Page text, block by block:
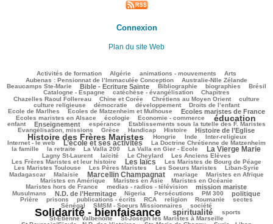
Connexion
Plan du site Web
Activités de formation Algérie animations - mouvements Arts
Aubenas : Pensionnat de l’Immaculée Conception
42/2442 Australie-Nlle Zélande
72/2442
Beaucamps Ste-Marie
589/2442 Bible - Ecriture Sainte
35/2442 Bibliographie
461/2442 biographies
152/2442 Brésil
498/2442
Catalogne - Espagne
catéchèse - évangélisation Chapitres
Chazelles Raoul Follereau
88/2442 Chine et Corée
178/2442 Chrétiens au Moyen Orient
391/2442 culture
34/2442
culture religieuse
démocratie développement Droits de l’enfant
Ecole de Marlhes
174/2442 Ecoles de Matzenheim et Mulhouse
722/2442 Ecoles maristes de France
200/2442
Ecoles maristes en Alsace
453/2442 écologie
84/2442 Economie - commerce
1357/2442 éducation
189/2442
enfant
645/2442 Enseignement
213/2442 espérance
60/2442 Etablissements sous la tutelle des F. Maristes
179/2442
Evangélisation, missions
416/2442 Grèce
76/2442 Handicap
198/2442 Histoire
554/2442 Histoire de l’Eglise
1520/2442
Histoire des Frères Maristes
101/2442 Hongrie Inde Inter-religieux
179/2442
Internet - le web
922/2442 L’école et ses activités
70/2442 La Doctrine Chrétienne de Matzenheim
365/2442
la famille
100/2442 la retraite
38/2442 La Valla 200
67/2442 La Valla en Gier - Ecole
853/2442 La Vierge Marie
319/2442
Lagny St-Laurent
laïcité Le Cheylard Les Anciens Elèves
Les Frères Maristes et leur histoire
1066/2442 Les laïcs
520/2442 Les Maristes de Bourg de Péage
259/2442
Les Maristes Toulouse
363/2442 Les Pères Maristes
265/2442 Les Soeurs Maristes
132/2442 Liban-Syrie
106/2442
Madagascar
31/2442 Malaisie
846/2442 Marcellin Champagnat
72/2442 mariage
283/2442 Maristes en Afrique
191/2442
Maristes en Amérique
Maristes en Asie Maristes en Océanie
Maristes hors de France
286/2442 medias - radios - télévision
715/2442 mission mariste
63/2442
Musulmans
691/2442 N.D. de l’Hermitage
62/2442 Nigeria
147/2442 Persécutions
201/2442 PM 300
614/2442 politique
164/2442
Prière
131/2442 prisons
413/2442 publications - écrits
158/2442 RCA
220/2442 religion
32/2442 Roumanie
24/2442 sectes
28/2442
Sénégal
SMSM - Soeurs Missionnaires société
Solidarité - bienfaisance spiritualité sports
St-Etienne Valbenoîte
St-Joseph les Maristes à Marseille